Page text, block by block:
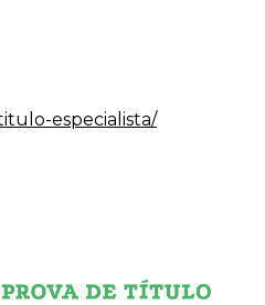
especialista/